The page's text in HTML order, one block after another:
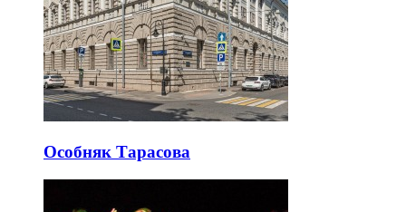
Особняк Тарасова